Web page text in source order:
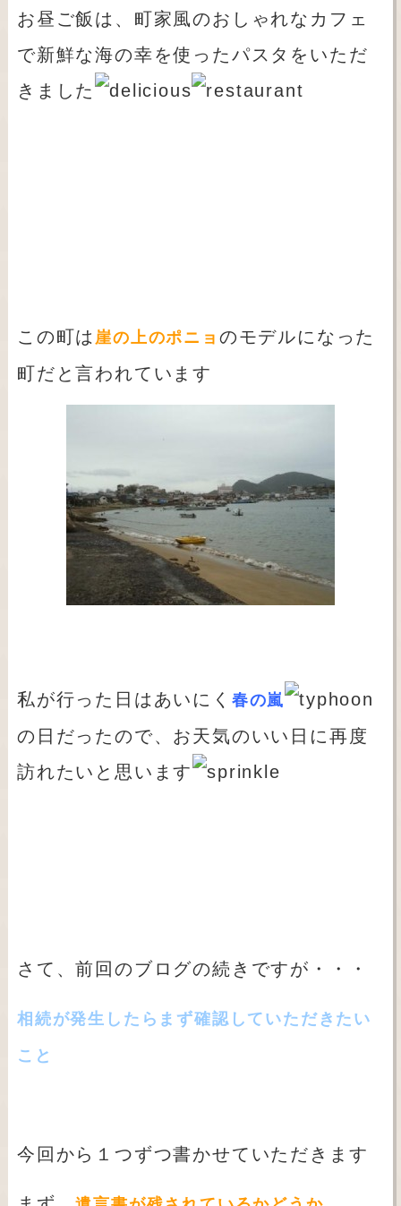
お昼ご飯は、町家風のおしゃれなカフェ
で新鮮な海の幸を使ったパスタをいただ
きました
この町は 崖の上のポニョ のモデルになった
町だと言われています
私が行った日はあいにく 春の嵐
の日だったので、お天気のいい日に再度
訪れたいと思います
さて、前回のブログの続きですが・・・
相続が発生したらまず確認していただきたい
こと
今回から１つずつ書かせていただきます